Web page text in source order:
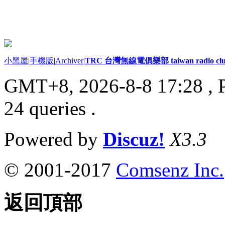
小黑屋|手機版|Archiver|TRC 台灣無線電俱樂部 taiwan radio
GMT+8, 2026-8-8 17:28 ,
24 queries .
Powered by Discuz! X3.3
© 2001-2017 Comsenz Inc.
返回頂部